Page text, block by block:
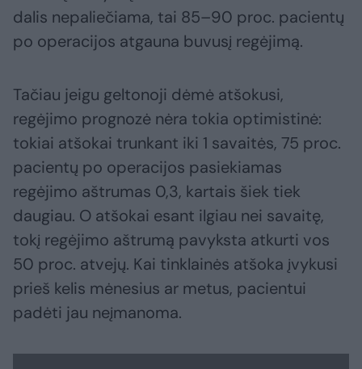
dalis nepaliečiama, tai 85–90 proc. pacientų
po operacijos atgauna buvusį regėjimą.
Tačiau jeigu geltonoji dėmė atšokusi,
regėjimo prognozė nėra tokia optimistinė:
tokiai atšokai trunkant iki 1 savaitės, 75 proc.
pacientų po operacijos pasiekiamas
regėjimo aštrumas 0,3, kartais šiek tiek
daugiau. O atšokai esant ilgiau nei savaitę,
tokį regėjimo aštrumą pavyksta atkurti vos
50 proc. atvejų. Kai tinklainės atšoka įvykusi
prieš kelis mėnesius ar metus, pacientui
padėti jau neįmanoma.